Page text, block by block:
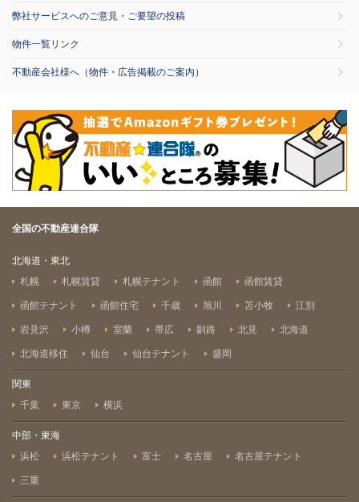
弊社サービスへのご意見・ご要望の投稿
物件一覧リンク
不動産会社様へ（物件・広告掲載のご案内）
全国の不動産連合隊
北海道・東北
札幌
札幌賃貸 札幌テナント 函館 函館賃貸
函館テナント 函館住宅 千歳 旭川 苫小牧 江別
岩見沢 小樽 室蘭 帯広 釧路 北見 北海道
北海道移住 仙台 仙台テナント 盛岡
関東
千葉
東京 横浜
中部・東海
浜松
浜松テナント 富士 名古屋 名古屋テナント
三重